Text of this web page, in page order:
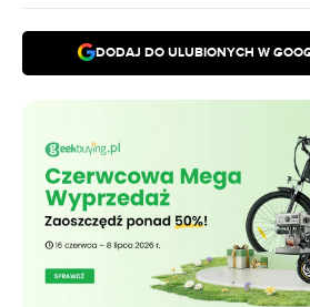
DODAJ DO ULUBIONYCH W